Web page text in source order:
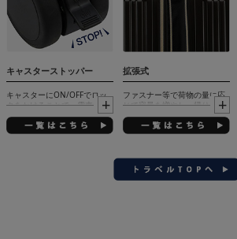
キャスターストッパー
キャスターにON/OFFでロッ
クをかけることで、電車内や
傾斜面でもスーツケースを固
定することが可能
拡張式
ファスナー等で荷物の量に応
じて容量を増やし、帰りに荷
物が増えた場合でもパッキン
グすることが可能